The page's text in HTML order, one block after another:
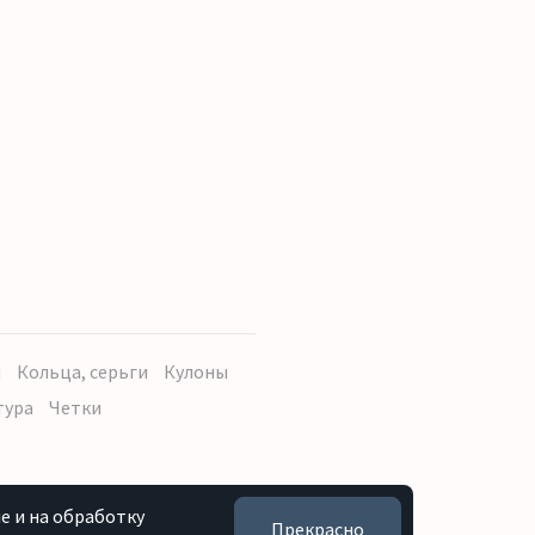
Кольца, серьги
Кулоны
Четки
и на обработку
Прекрасно